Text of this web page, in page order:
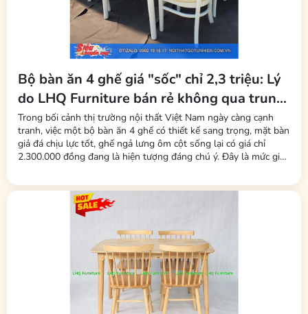
Bộ bàn ăn 4 ghế giá "sốc" chỉ 2,3 triệu: Lý
do LHQ Furniture bán rẻ không qua trung
gian, không mất phí sàn
Trong bối cảnh thị trường nội thất Việt Nam ngày càng cạnh
tranh, việc một bộ bàn ăn 4 ghế có thiết kế sang trọng, mặt bàn
giả đá chịu lực tốt, ghế ngả lưng ôm cột sống lại có giá chỉ
2.300.000 đồng đang là hiện tượng đáng chú ý. Đây là mức giá
bằng chung. Đứng sau chiến lược giá này là thương hiệu LHQ...